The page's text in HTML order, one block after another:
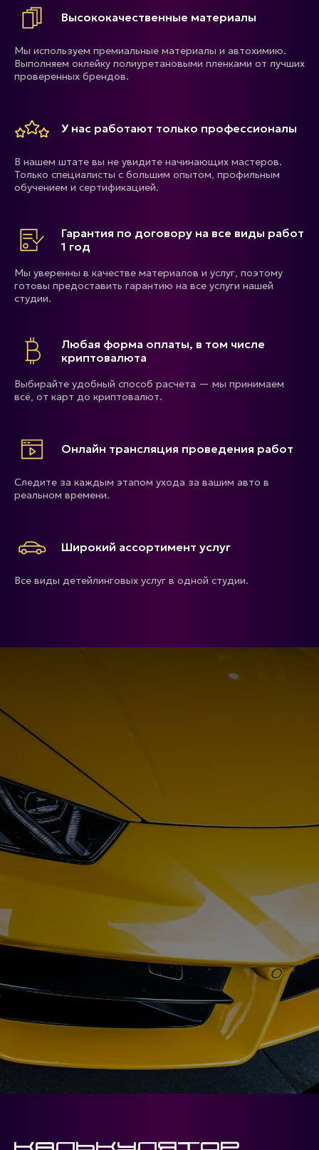
Высококачественные материалы
Мы используем премиальные материалы и автохимию.
Выполняем оклейку полиуретановыми пленками от лучших
проверенных брендов.
У нас работают только профессионалы
В нашем штате вы не увидите начинающих мастеров.
Только специалисты с большим опытом, профильным
обучением и сертификацией.
Гарантия по договору на все виды работ
1 год
Мы уверенны в качестве материалов и услуг, поэтому
готовы предоставить гарантию на все услуги нашей
студии.
Любая форма оплаты, в том числе
криптовалюта
Выбирайте удобный способ расчета — мы принимаем
всё, от карт до криптовалют.
Онлайн трансляция проведения работ
Следите за каждым этапом ухода за вашим авто в
реальном времени.
Широкий ассортимент услуг
Все виды детейлинговых услуг в одной студии.